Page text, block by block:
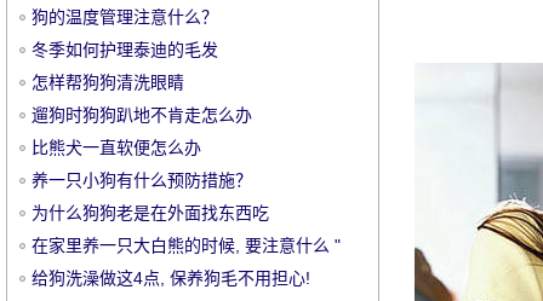
中怎样帮狗狗清洗眼睛
遛狗时狗狗趴地不肯走怎么办
比熊犬一直软便怎么办
养一只小狗有什么预防措施？
为什么狗狗老是在外面找东西吃
在家里养一只大白熊的时候, 要注意什么 "
给狗洗澡做这4点, 保养狗毛不用担心!
狗的温度管理注意什么？
冬季如何护理泰迪的毛发
怎样帮狗狗清洗眼睛
遛狗时狗狗趴地不肯走怎么办
比熊犬一直软便怎么办
养一只小狗有什么预防措施？
为什么狗狗老是在外面找东西吃
在家里养一只大白熊的时候, 要注意什么 "
给狗洗澡做这4点, 保养狗毛不用担心!